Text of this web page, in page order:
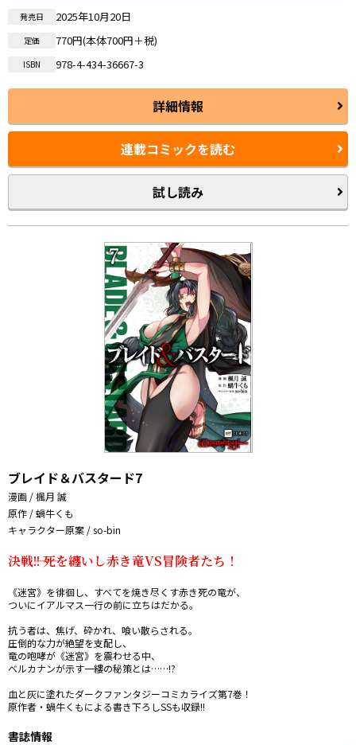
発売日 2025年10月20日
定価 770円(本体700円＋税)
ISBN 978-4-434-36667-3
詳細情報
連載コミックを読む
試し読み
ブレイド＆バスタード7
漫画 / 楓月 誠
原作 / 蝸牛くも
キャラクター原案 / so-bin
決戦――!! 死を纏いし赤き竜VS冒険者たち！
《迷宮》を徘徊し、すべてを焼き尽くす赤き死の竜が、
ついにイアルマス一行の前に立ちはだかる――。
抗う者は、焦げ、砕かれ、喰い散らされる。
圧倒的な力が絶望を支配し、
竜の咆哮が《迷宮》を震わせる中、
ベルカナンが示す一縷の秘策とは……!?
血と灰に塗れたダークファンタジーコミカライズ第7巻！
原作者・蝸牛くもによる書き下ろしSSも収録!!
書誌情報